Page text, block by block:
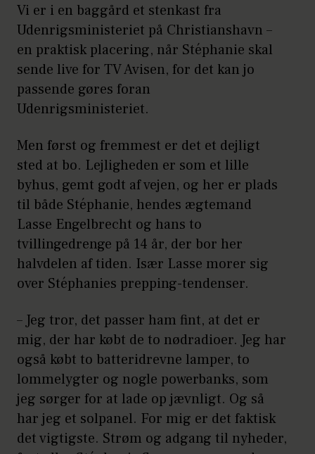
Vi er i en baggård et stenkast fra
Udenrigsministeriet på Christianshavn –
en praktisk placering, når Stéphanie skal
sende live for TV Avisen, for det kan jo
passende gøres foran
Udenrigsministeriet.
Men først og fremmest er det et dejligt
sted at bo. Lejligheden er som et lille
byhus, gemt godt af vejen, og her er plads
til både Stéphanie, hendes ægtemand
Lasse Engelbrecht og hans to
tvillingedrenge på 14 år, der bor her
halvdelen af tiden. Især Lasse morer sig
over Stéphanies prepping-tendenser.
– Jeg tror, det passer ham fint, at det er
mig, der har købt de to nødradioer. Jeg har
også købt to batteridrevne lamper, to
lommelygter og nogle powerbanks, som
jeg sørger for at lade op jævnligt. Og så
har jeg et solpanel. For mig er det faktisk
det vigtigste. Strøm og adgang til nyheder,